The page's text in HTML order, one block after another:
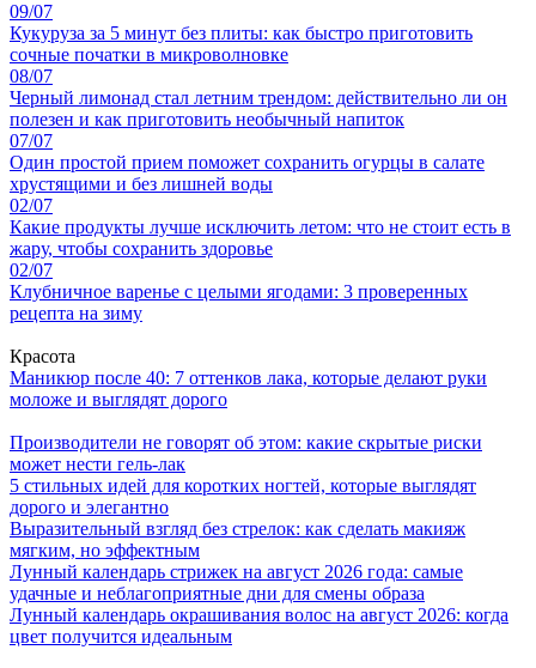
09/07
Кукуруза за 5 минут без плиты: как быстро приготовить
сочные початки в микроволновке
08/07
Черный лимонад стал летним трендом: действительно ли он
полезен и как приготовить необычный напиток
07/07
Один простой прием поможет сохранить огурцы в салате
хрустящими и без лишней воды
02/07
Какие продукты лучше исключить летом: что не стоит есть в
жару, чтобы сохранить здоровье
02/07
Клубничное варенье с целыми ягодами: 3 проверенных
рецепта на зиму
Красота
Маникюр после 40: 7 оттенков лака, которые делают руки
моложе и выглядят дорого
Производители не говорят об этом: какие скрытые риски
может нести гель-лак
5 стильных идей для коротких ногтей, которые выглядят
дорого и элегантно
Выразительный взгляд без стрелок: как сделать макияж
мягким, но эффектным
Лунный календарь стрижек на август 2026 года: самые
удачные и неблагоприятные дни для смены образа
Лунный календарь окрашивания волос на август 2026: когда
цвет получится идеальным